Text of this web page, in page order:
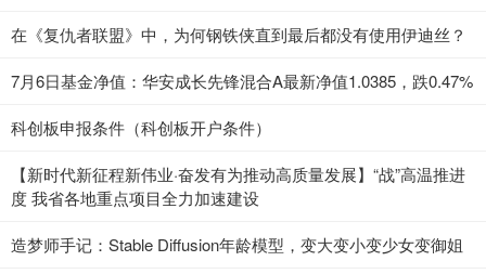
在《复仇者联盟》中，为何钢铁侠直到最后都没有使用伊迪丝？
7月6日基金净值：华安成长先锋混合A最新净值1.0385，跌0.47%
科创板申报条件（科创板开户条件）
【新时代新征程新伟业·奋发有为推动高质量发展】“战”高温推进
度 我省各地重点项目全力加速建设
造梦师手记：Stable Diffusion年龄模型，变大变小变少女变御姐